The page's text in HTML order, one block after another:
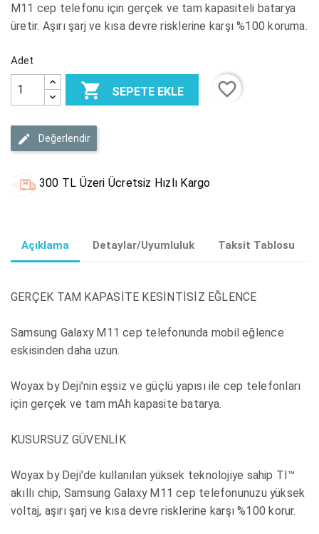
M11 cep telefonu için gerçek ve tam kapasiteli batarya
üretir. Aşırı şarj ve kısa devre risklerine karşı %100 koruma.
Adet
 SEPETE EKLE favorite_border
Değerlendir
300 TL Üzeri Ücretsiz Hızlı Kargo
Açıklama Detaylar/Uyumluluk Taksit Tablosu
GERÇEK TAM KAPASİTE KESİNTİSİZ EĞLENCE
Samsung Galaxy M11 cep telefonunda mobil eğlence
eskisinden daha uzun.
Woyax by Deji’nin eşsiz ve güçlü yapısı ile cep telefonları
için gerçek ve tam mAh kapasite batarya.
KUSURSUZ GÜVENLİK
Woyax by Deji'de kullanılan yüksek teknolojiye sahip TI™
akıllı chip, Samsung Galaxy M11 cep telefonunuzu yüksek
voltaj, aşırı şarj ve kısa devre risklerine karşı %100 korur.